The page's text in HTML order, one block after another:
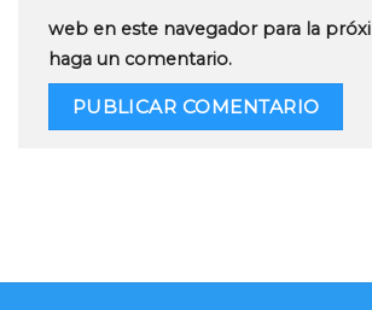
web en este navegador para la
haga un comentario.